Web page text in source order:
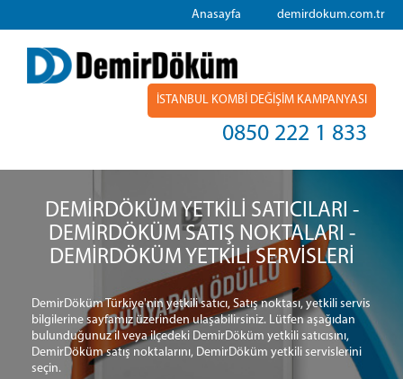
demirdokum.com.tr
Anasayfa
İSTANBUL KOMBİ DEĞİŞİM KAMPANYASI
0850 222 1 833
DEMİRDÖKÜM YETKİLİ SATICILARI -
DEMİRDÖKÜM SATIŞ NOKTALARI -
DEMİRDÖKÜM YETKİLİ SERVİSLERİ
DemirDöküm Türkiye'nin yetkili satıcı, Satış noktası, yetkili servis
bilgilerine sayfamız üzerinden ulaşabilirsiniz. Lütfen aşağıdan
bulunduğunuz il veya ilçedeki DemirDöküm yetkili satıcısını,
DemirDöküm satış noktalarını, DemirDöküm yetkili servislerini
seçin.